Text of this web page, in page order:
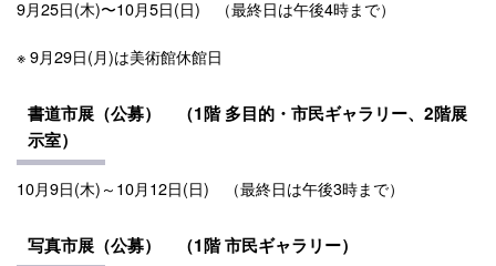
9月25日(木)〜10月5日(日) （最終日は午後4時まで）
※ 9月29日(月)は美術館休館日
書道市展（公募） （1階多目的・ 市民ギャラリー、2階展
示室）
10月9日(木)～10月12日(日) （最終日は午後3時まで）
写真市展（公募） （1階 市民ギャラリー）